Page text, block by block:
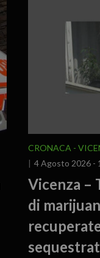
CRONACA
4 Agosto 2026 -
Vicenza –
di